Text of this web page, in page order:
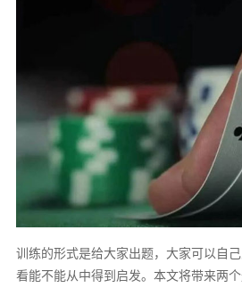
训练的形式是给大家出题，大家可以自己
看能不能从中得到启发。本文将带来两个